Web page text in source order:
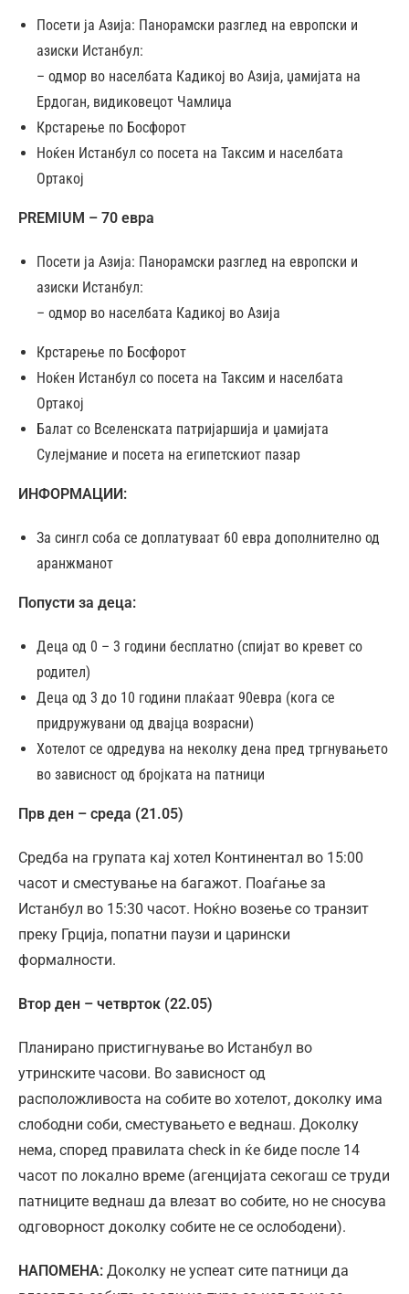
Посети ја Азија: Панорамски разглед на европски и
азиски Истанбул:
– одмор во населбата Кадикој во Азија, џамијата на
Ердоган, видиковецот Чамлиџа
Крстарење по Босфорот
Ноќен Истанбул со посета на Таксим и населбата
Ортакој
PREMIUM – 70 евра
Посети ја Азија: Панорамски разглед на европски и
азиски Истанбул:
– одмор во населбата Кадикој во Азија
Крстарење по Босфорот
Ноќен Истанбул со посета на Таксим и населбата
Ортакој
Балат со Вселенската патријаршија и џамијата
Сулејмание и посета на египетскиот пазар
ИНФОРМАЦИИ:
За сингл соба се доплатуваат 60 евра дополнително од
аранжманот
Попусти за деца:
Деца од 0 – 3 години бесплатно (спијат во кревет со
родител)
Деца од 3 до 10 години плаќаат 90евра (кога се
придружувани од двајца возрасни)
Хотелот се одредува на неколку дена пред тргнувањето
во зависност од бројката на патници
Прв ден – среда (21.05)
Средба на групата кај хотел Континентал во 15:00
часот и сместување на багажот. Поаѓање за
Истанбул во 15:30 часот. Ноќно возење со транзит
преку Грција, попатни паузи и царински
формалности.
Втор ден – четврток (22.05)
Планирано пристигнување во Истанбул во
утринските часови. Во зависност од
расположливостa на собите во хотелот, доколку има
слободни соби, сместувањето е веднаш. Доколку
нема, според правилата check in ќе биде после 14
часот по локално време (агенцијата секогаш се труди
патниците веднаш да влезат во собите, но не сносува
одговорност доколку собите не се ослободени).
НАПОМЕНА: Доколку не успеат сите патници да